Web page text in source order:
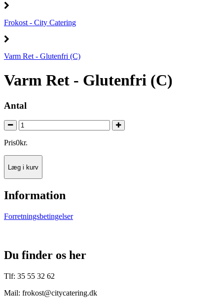
Frokost - City Catering
Varm Ret - Glutenfri (C)
Varm Ret - Glutenfri (C)
Antal
Pris0kr.
Læg i kurv
Information
Forretningsbetingelser
Du finder os her
Tlf: 35 55 32 62
Mail: frokost@citycatering.dk